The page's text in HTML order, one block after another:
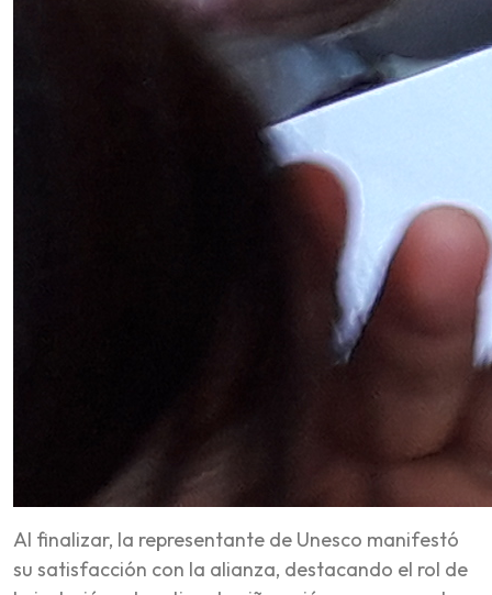
Al finalizar, la representante de Unesco manifestó
su satisfacción con la alianza, destacando el rol de